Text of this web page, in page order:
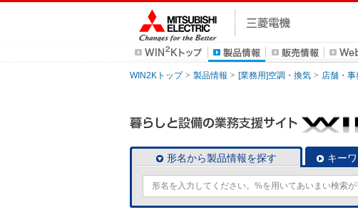
WIN2Kトップ 製品情報 [業務用]空調・換気 店舗・
形名から製品情報を探す キー